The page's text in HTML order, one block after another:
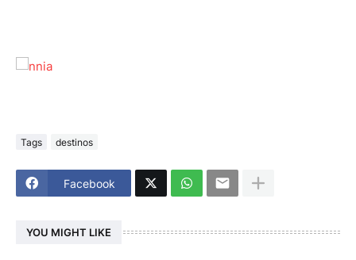
Tags destinos
Facebook
YOU MIGHT LIKE